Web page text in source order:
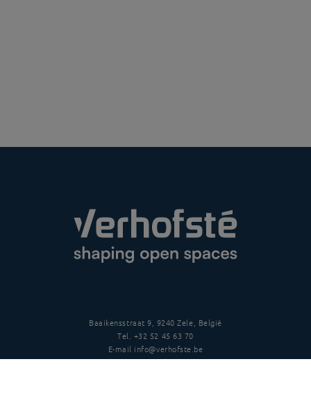
Baaikensstraat 9, 9240 Zele, België
Tel. +32 52 45 63 70
E-mail info@verhofste.be
BTWBE0439 215 109